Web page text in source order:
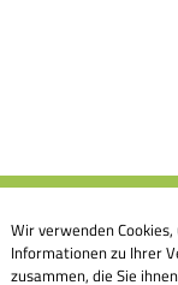
Wir verwenden
Informationen zu Ihrer
zusammen, die Sie